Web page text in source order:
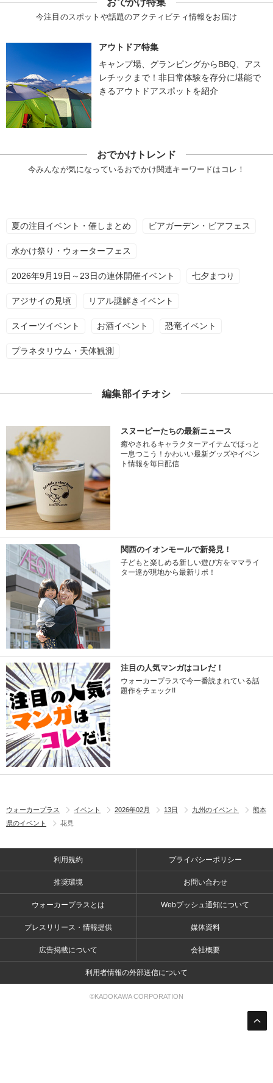
おでかけ特集
今注目のスポットや話題のアクティビティ情報をお届け
アウトドア特集
キャンプ場、グランピングからBBQ、アス
レチックまで！非日常体験を存分に堪能で
きるアウトドアスポットを紹介
おでかけトレンド
今みんなが気になっているおでかけ関連キーワードはコレ！
夏の注目イベント・催しまとめ ビアガーデン・ビアフェス
水かけ祭り・ウォーターフェス
2026年9月19日～23日の連休開催イベント 七夕まつり
アジサイの見頃 リアル謎解きイベント
スイーツイベント お酒イベント 恐竜イベント
プラネタリウム・天体観測
編集部イチオシ
スヌーピーたちの最新ニュース
癒やされるキャラクターアイテムでほっと
一息つこう！かわいい最新グッズやイベン
ト情報を毎日配信
関西のイオンモールで新発見！
子どもと楽しめる新しい遊び方をママライ
ター達が現地から最新リポ！
注目の人気マンガはコレだ！
ウォーカープラスで今一番読まれている話
題作をチェック!!
ウォーカープラス イベント 2026年02月 13日 九州のイベント
熊本
県のイベント
花見
利用規約 プライバシーポリシー
推奨環境 お問い合わせ
ウォーカープラスとは Webプッシュ通知について
プレスリリース・情報提供 媒体資料
広告掲載について 会社概要
利用者情報の外部送信について
©KADOKAWA CORPORATION